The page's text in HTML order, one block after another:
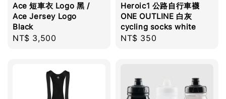
Ace 短車衣 Logo 黑 /
Ace Jersey Logo
Black
Regular
NT$ 3,500
Heroic1 公路自行車襪
ONE OUTLINE 白灰
cycling socks white
Regular
NT$ 350